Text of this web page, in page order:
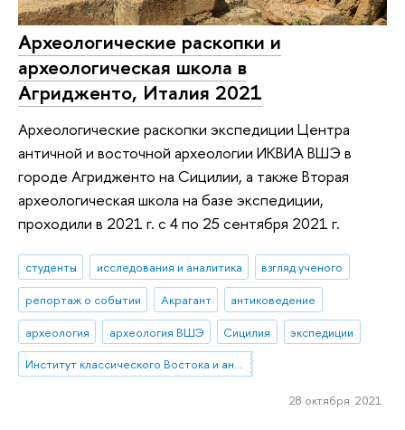
Археологические раскопки и
археологическая школа в
Агридженто, Италия 2021
Археологические раскопки экспедиции Центра
античной и восточной археологии ИКВИА ВШЭ в
городе Агридженто на Сицилии, а также Вторая
археологическая школа на базе экспедиции,
проходили в 2021 г. с 4 по 25 сентября 2021 г.
студенты исследования и аналитика
взгляд ученого
репортаж о событии
Акрагант
антиковедение
археология
археология ВШЭ Сицилия
экспедиции
Институт классического Востока и античности
28 октября 2021